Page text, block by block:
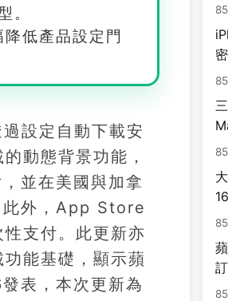
。
低產品設定門
設定自動下載安
動態背景功能，
並在美國與加拿
此外，App Store
支付。此更新亦
能基礎，顯示蘋
表，本次更新為